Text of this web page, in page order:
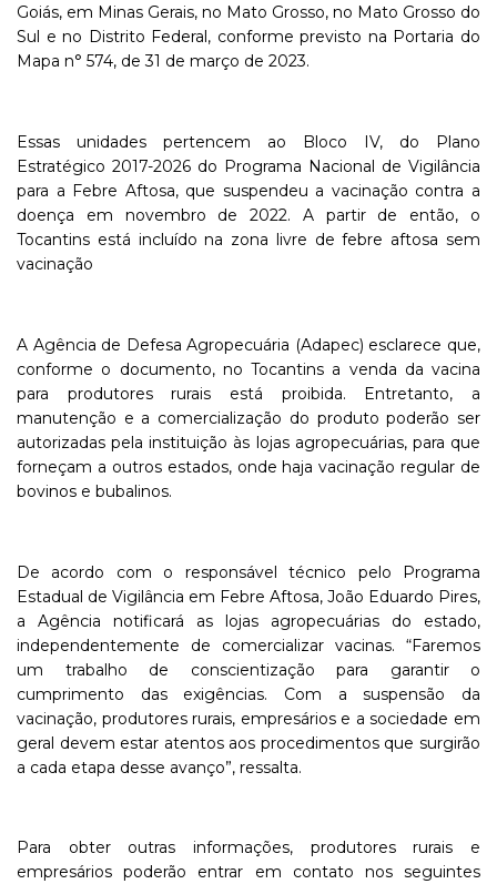
Goiás, em Minas Gerais, no Mato Grosso, no Mato Grosso do
Sul e no Distrito Federal, conforme previsto na Portaria do
Mapa n° 574, de 31 de março de 2023.
Essas unidades pertencem ao Bloco IV, do Plano
Estratégico 2017-2026 do Programa Nacional de Vigilância
para a Febre Aftosa, que suspendeu a vacinação contra a
doença em novembro de 2022. A partir de então, o
Tocantins está incluído na zona livre de febre aftosa sem
vacinação
A Agência de Defesa Agropecuária (Adapec) esclarece que,
conforme o documento, no Tocantins a venda da vacina
para produtores rurais está proibida. Entretanto, a
manutenção e a comercialização do produto poderão ser
autorizadas pela instituição às lojas agropecuárias, para que
forneçam a outros estados, onde haja vacinação regular de
bovinos e bubalinos.
De acordo com o responsável técnico pelo Programa
Estadual de Vigilância em Febre Aftosa, João Eduardo Pires,
a Agência notificará as lojas agropecuárias do estado,
independentemente de comercializar vacinas. “Faremos
um trabalho de conscientização para garantir o
cumprimento das exigências. Com a suspensão da
vacinação, produtores rurais, empresários e a sociedade em
geral devem estar atentos aos procedimentos que surgirão
a cada etapa desse avanço”, ressalta.
Para obter outras informações, produtores rurais e
empresários poderão entrar em contato nos seguintes